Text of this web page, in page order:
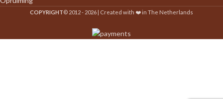
COPYRIGHT© 2012 - 2026 | Created with ❤️ in The Netherlands